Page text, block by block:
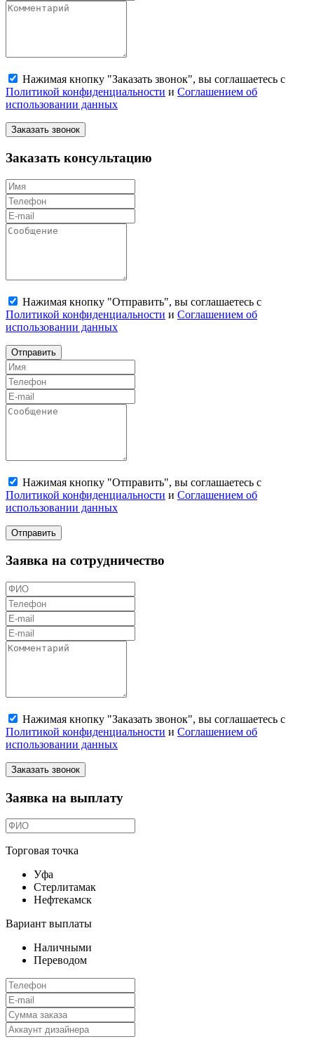
Нажимая кнопку "Заказать звонок", вы соглашаетесь с
Политикой конфиденциальности и Соглашением об
использовании данных
Заказать звонок
Заказать консультацию
Нажимая кнопку "Отправить", вы соглашаетесь с
Политикой конфиденциальности и Соглашением об
использовании данных
Отправить
Нажимая кнопку "Отправить", вы соглашаетесь с
Политикой конфиденциальности и Соглашением об
использовании данных
Отправить
Заявка на сотрудничество
Нажимая кнопку "Заказать звонок", вы соглашаетесь с
Политикой конфиденциальности и Соглашением об
использовании данных
Заказать звонок
Заявка на выплату
Торговая точка
Уфа
Стерлитамак
Нефтекамск
Вариант выплаты
Наличными
Переводом